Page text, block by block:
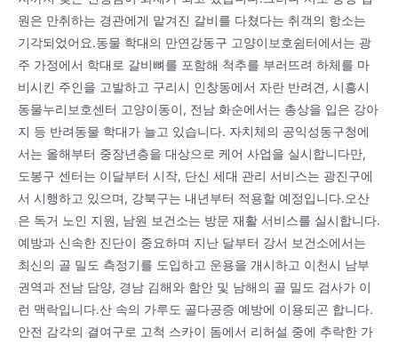
원은 만취하는 경관에게 맡겨진 갈비를 다쳤다는 취객의 항소는
기각되었어요.동물 학대의 만연강동구 고양이보호쉼터에서는 광
주 가정에서 학대로 갈비뼈를 포함해 척추를 부러뜨려 하체를 마
비시킨 주인을 고발하고 구리시 인창동에서 자란 반려견, 시흥시
동물누리보호센터 고양이동이, 전남 화순에서는 총상을 입은 강아
지 등 반려동물 학대가 늘고 있습니다. 자치체의 공익성동구청에
서는 올해부터 중장년층을 대상으로 케어 사업을 실시합니다만,
도봉구 센터는 이달부터 시작, 단신 세대 관리 서비스는 광진구에
서 시행하고 있으며, 강북구는 내년부터 적용할 예정입니다.오산
은 독거 노인 지원, 남원 보건소는 방문 재활 서비스를 실시합니다.
예방과 신속한 진단이 중요하며 지난 달부터 강서 보건소에서는
최신의 골 밀도 측정기를 도입하고 운용을 개시하고 이천시 남부
권역과 전남 담양, 경남 김해와 함안 및 남해의 골 밀도 검사가 이
런 맥락입니다.산 속의 가루도 골다공증 예방에 이용되곤 합니다.
안전 감각의 결여구로 고척 스카이 돔에서 리허설 중에 추락한 가